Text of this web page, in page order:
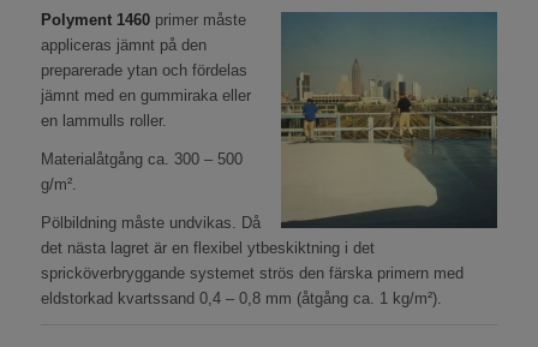
Polyment 1460primer måste
appliceras jämnt på den
preparerade ytan och fördelas
jämnt med en gummiraka eller
en lammulls roller.
Materialåtgång ca. 300 – 500
g/m².
Pölbildning måste undvikas. Då
det nästa lagret är en flexibel ytbeskiktning i det
spricköverbryggande systemet strös den färska primern med
eldstorkad kvartssand 0,4 – 0,8 mm (åtgång ca. 1 kg/m²).